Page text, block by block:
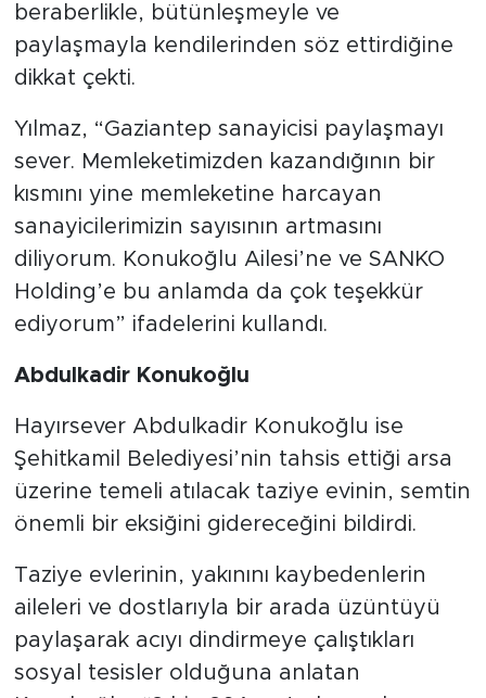
beraberlikle, bütünleşmeyle ve
paylaşmayla kendilerinden söz ettirdiğine
dikkat çekti.
Yılmaz, “Gaziantep sanayicisi paylaşmayı
sever. Memleketimizden kazandığının bir
kısmını yine memleketine harcayan
sanayicilerimizin sayısının artmasını
diliyorum. Konukoğlu Ailesi’ne ve SANKO
Holding’e bu anlamda da çok teşekkür
ediyorum” ifadelerini kullandı.
Abdulkadir Konukoğlu
Hayırsever Abdulkadir Konukoğlu ise
Şehitkamil Belediyesi’nin tahsis ettiği arsa
üzerine temeli atılacak taziye evinin, semtin
önemli bir eksiğini gidereceğini bildirdi.
Taziye evlerinin, yakınını kaybedenlerin
aileleri ve dostlarıyla bir arada üzüntüyü
paylaşarak acıyı dindirmeye çalıştıkları
sosyal tesisler olduğuna anlatan